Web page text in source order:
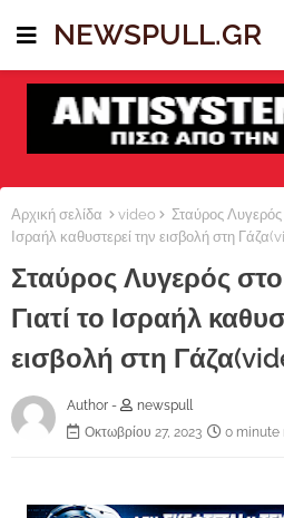
NEWSPULL.GR
Αρχική σελίδα video
Σταύρος
Ισραήλ καθυστερεί την εισβολή στη
Σταύρος Λυγερός
Γιατί το Ισραήλ
εισβολή στη
Author -
newspull
Οκτωβρίου 27, 2023
0 minute